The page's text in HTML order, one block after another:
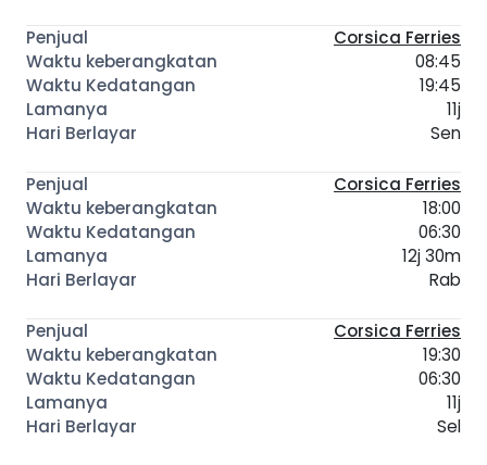
Corsica Ferries
08:45
19:45
11j
Sen
Corsica Ferries
18:00
06:30
12j 30m
Rab
Corsica Ferries
19:30
06:30
11j
Sel